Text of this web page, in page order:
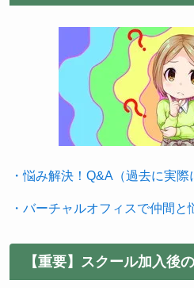
・悩み解決！Q&A（過去に実際
・バーチャルオフィスで仲間と
【重要】スクール加入後